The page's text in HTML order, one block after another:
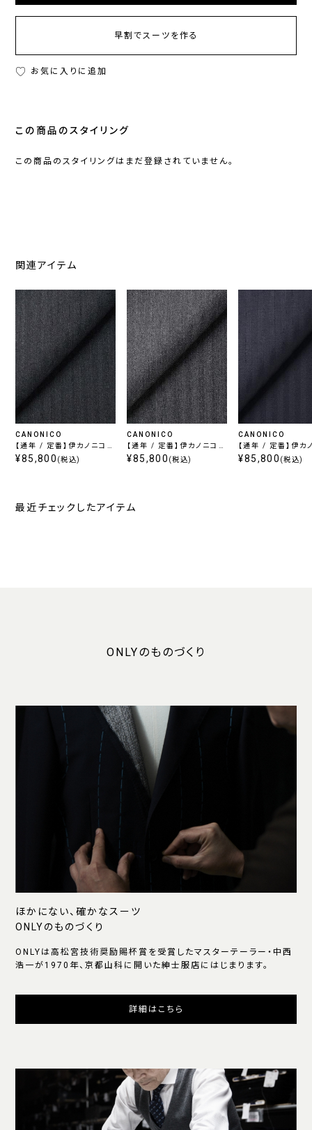
早割でスーツを作る
お気に入りに追加
この商品のスタイリング
この商品のスタイリングはまだ登録されていません。
関連アイテム
CANONICO
【通年 / 定番】伊カノニコ
スーパー 110's チャコー
¥85,800 (税込)
CANONICO
【通年 / 定番】伊カノニコ
スーパー 110's グレー
¥85,800 (税込)
CANONICO
【通年 / 定番】伊カ
スーパー 110's ネ
¥85,800 (税込)
最近チェックしたアイテム
ONLYのものづくり
ほかにない、確かなスーツ
ONLYのものづくり
ONLYは高松宮技術奨励賜杯賞を受賞したマスターテーラー・中西
浩一が1970年、京都山科に開いた紳士服店にはじまります。
詳細はこちら